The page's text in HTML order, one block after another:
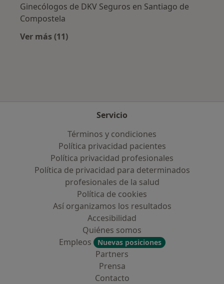
Ginecólogos de DKV Seguros en Santiago de
Compostela
Ver más (11)
Servicio
Términos y condiciones
Política privacidad pacientes
Política privacidad profesionales
Política de privacidad para determinados
profesionales de la salud
Política de cookies
Así organizamos los resultados
Accesibilidad
Quiénes somos
Empleos
Nuevas posiciones
Partners
Prensa
Contacto